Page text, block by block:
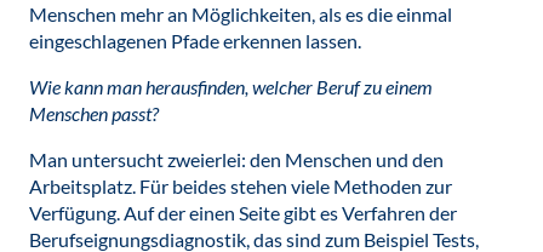
Menschen mehr an Möglichkeiten, als es die einmal
eingeschlagenen Pfade erkennen lassen.
Wie kann man herausfinden, welcher Beruf zu einem
Menschen passt?
Man untersucht zweierlei: den Menschen und den
Arbeitsplatz. Für beides stehen viele Methoden zur
Verfügung. Auf der einen Seite gibt es Verfahren der
Berufseignungsdiagnostik, das sind zum Beispiel Tests,